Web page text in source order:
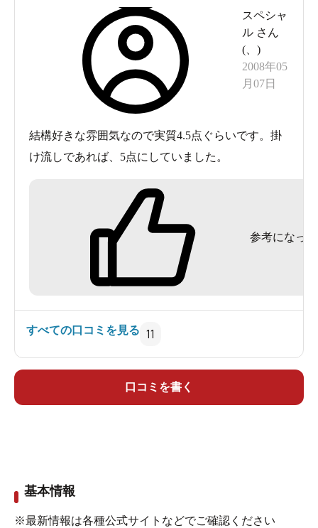
いつものように貸切だったらさぞ侘しかったこと
ここは、六角風呂に入れてこそ価値があると思
う。
日帰りで女性と行かれるときは電話などで確認
･･しかし、お叱りを覚悟で白状すれば、実はこの
日他に客がいないことを確認し、帰り際六角風呂
何の特徴もなくつまらないと感じた湯が、まろや
かに優しく感じられた。
ほんの少しの時間だったが、満足感で一杯になっ
た。
スペシャ
ル さん
(
)
2008年05
月07日
結構好きな雰囲気なので実質4.5点ぐらいです。掛
け流しであれば、5点にしていました。
参考になった
すべての口コミを見る 11
口コミを書く
基本情報
※最新情報は各種公式サイトなどでご確認ください